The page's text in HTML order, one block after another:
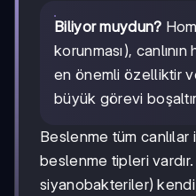
Biliyor muydun?
korunması),
en önemli özelliktir
büyük görevi
Beslenme tüm
beslenme tipleri vardır.
siyanobakteriler)